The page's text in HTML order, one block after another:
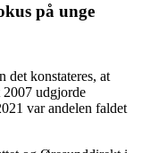
på unge
det konstateres, at
2007 udgjorde
var andelen faldet